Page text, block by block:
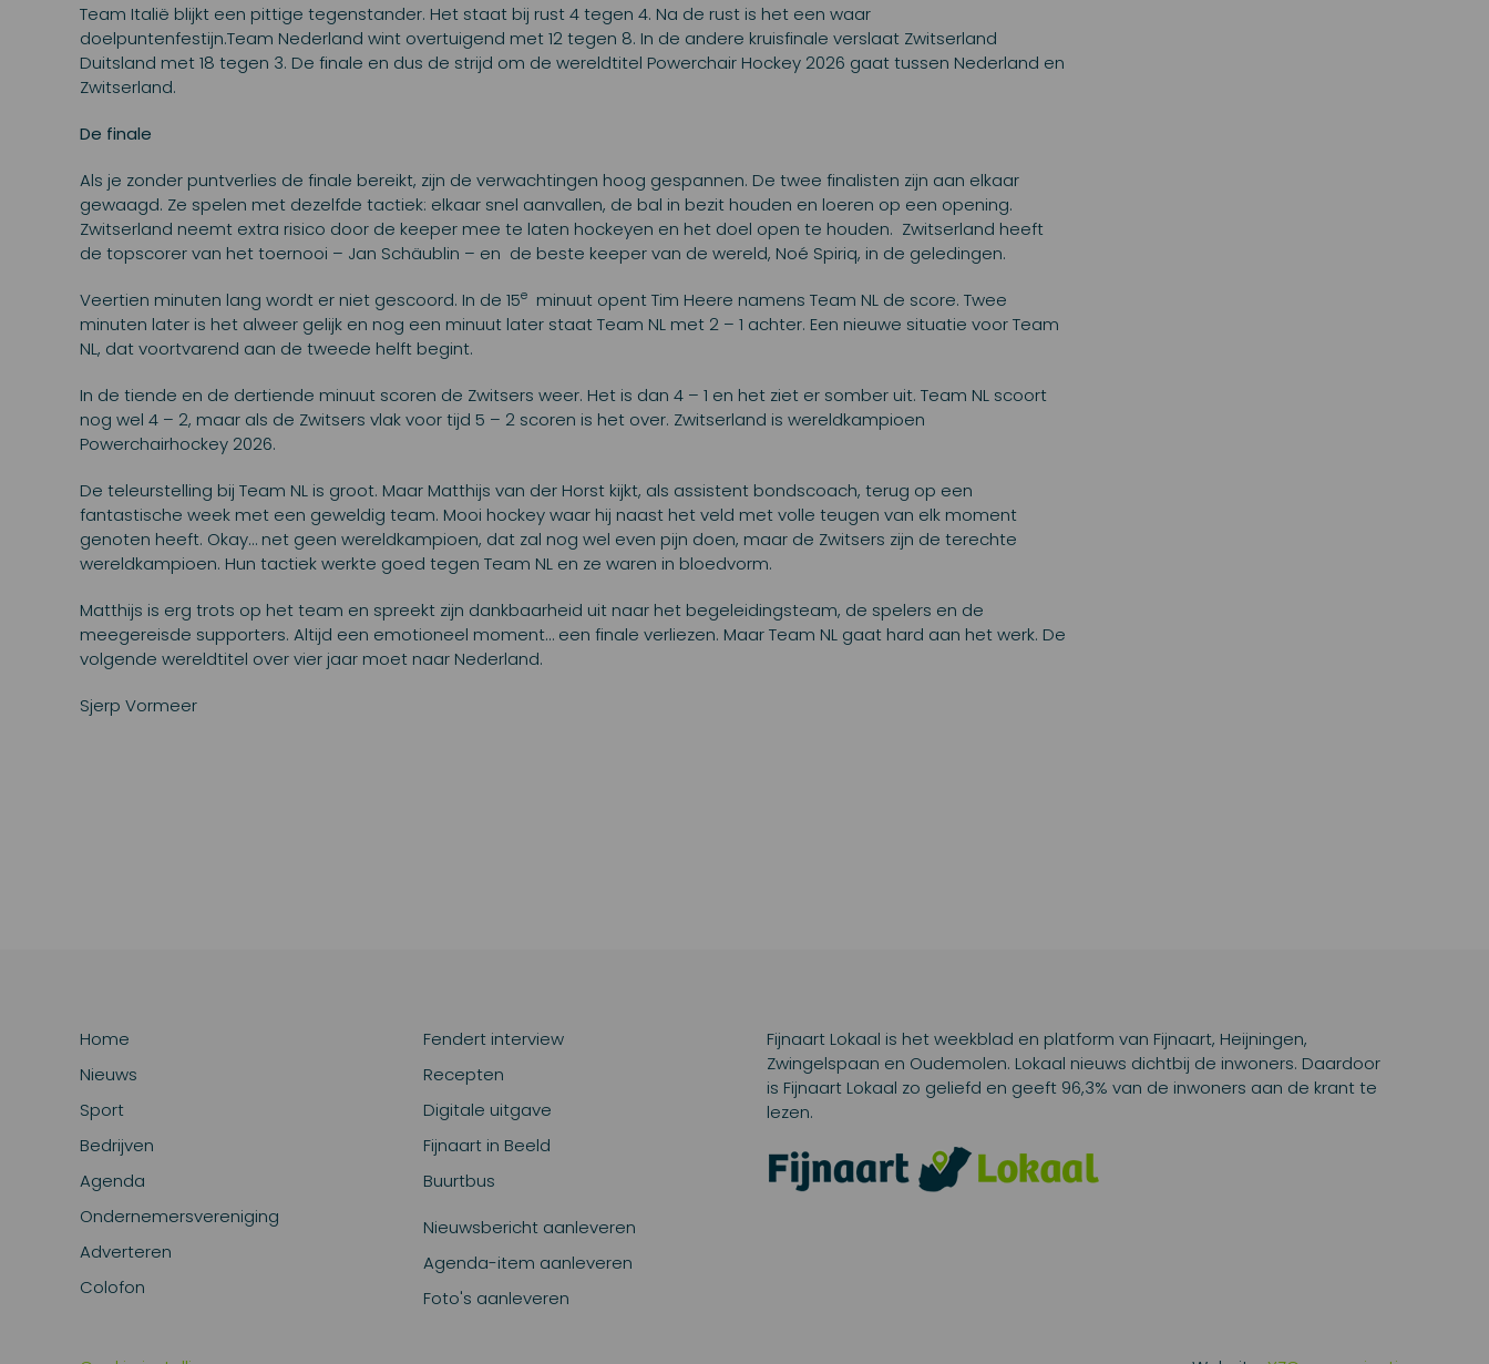
Team Italië blijkt een pittige tegenstander. Het staat bij rust 4 tegen 4. Na de rust is het een waar
doelpuntenfestijn.Team Nederland wint overtuigend met 12 tegen 8. In de andere kruisfinale verslaat Zwitserland
Duitsland met 18 tegen 3. De finale en dus de strijd om de wereldtitel Powerchair Hockey 2026 gaat tussen Nederland en
Zwitserland.
De finale
Als je zonder puntverlies de finale bereikt, zijn de verwachtingen hoog gespannen. De twee finalisten zijn aan elkaar
gewaagd. Ze spelen met dezelfde tactiek: elkaar snel aanvallen, de bal in bezit houden en loeren op een opening.
Zwitserland neemt extra risico door de keeper mee te laten hockeyen en het doel open te houden. Zwitserland heeft
de topscorer van het toernooi – Jan Schäublin – en de beste keeper van de wereld, Noé Spiriq, in de geledingen.
Veertien minuten lang wordt er niet gescoord. In de 15e minuut opent Tim Heere namens Team NL de score. Twee
minuten later is het alweer gelijk en nog een minuut later staat Team NL met 2 – 1 achter. Een nieuwe situatie voor Team
NL, dat voortvarend aan de tweede helft begint.
In de tiende en de dertiende minuut scoren de Zwitsers weer. Het is dan 4 – 1 en het ziet er somber uit. Team NL scoort
nog wel 4 – 2, maar als de Zwitsers vlak voor tijd 5 – 2 scoren is het over. Zwitserland is wereldkampioen
Powerchairhockey 2026.
De teleurstelling bij Team NL is groot. Maar Matthijs van der Horst kijkt, als assistent bondscoach, terug op een
fantastische week met een geweldig team. Mooi hockey waar hij naast het veld met volle teugen van elk moment
genoten heeft. Okay… net geen wereldkampioen, dat zal nog wel even pijn doen, maar de Zwitsers zijn de terechte
wereldkampioen. Hun tactiek werkte goed tegen Team NL en ze waren in bloedvorm.
Matthijs is erg trots op het team en spreekt zijn dankbaarheid uit naar het begeleidingsteam, de spelers en de
meegereisde supporters. Altijd een emotioneel moment… een finale verliezen. Maar Team NL gaat hard aan het werk. De
volgende wereldtitel over vier jaar moet naar Nederland.
Sjerp Vormeer
Home
Nieuws
Sport
Bedrijven
Agenda
Ondernemersvereniging
Adverteren
Colofon
Fendert interview
Recepten
Digitale uitgave
Fijnaart in Beeld
Buurtbus
Nieuwsbericht aanleveren
Agenda-item aanleveren
Foto's aanleveren
Fijnaart Lokaal is het weekblad en platform van Fijnaart, Heijningen,
Zwingelspaan en Oudemolen. Lokaal nieuws dichtbij de inwoners. Daardoor
is Fijnaart Lokaal zo geliefd en geeft 96,3% van de inwoners aan de krant te
lezen.